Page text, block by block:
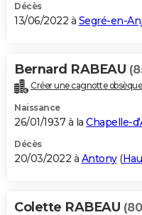
Décès
13/06/2022 à Segré-en-
Bernard RABEAU
Créer une cagnotte
Naissance
26/01/1937 à la Chapelle-
Décès
20/03/2022 à Antony(
Colette RABEAU